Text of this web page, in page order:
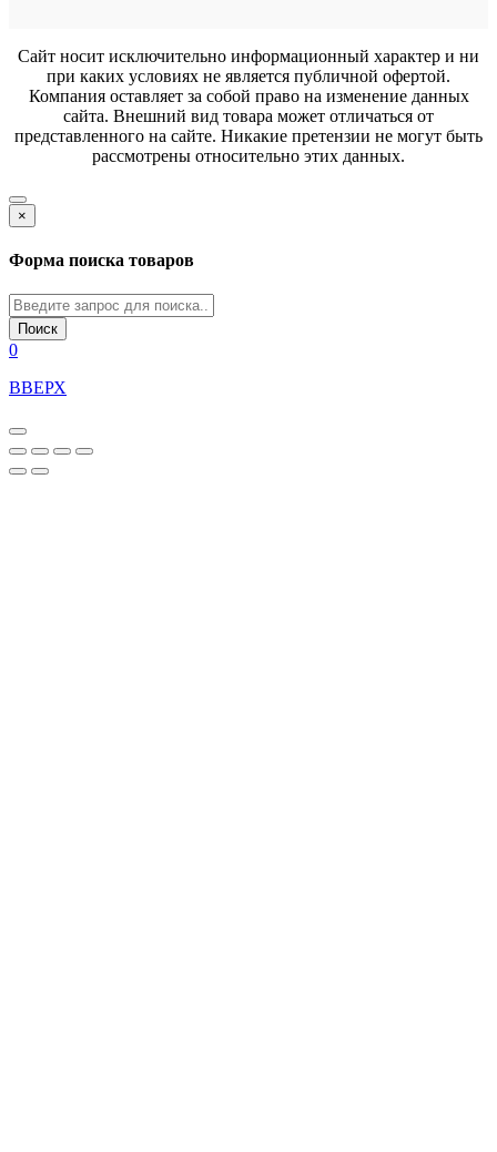
Сайт носит исключительно информационный характер и ни
при каких условиях не является публичной офертой.
Компания оставляет за собой право на изменение данных
сайта. Внешний вид товара может отличаться от
представленного на сайте. Никакие претензии не могут быть
рассмотрены относительно этих данных.
×
Форма поиска товаров
Поиск
0
ВВЕРХ